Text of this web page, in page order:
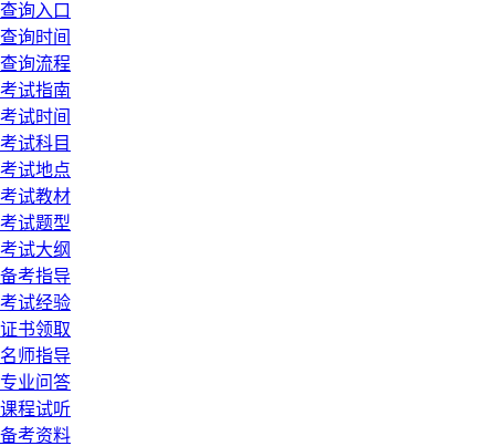
查询入口
查询时间
查询流程
考试指南
考试时间
考试科目
考试地点
考试教材
考试题型
考试大纲
备考指导
考试经验
证书领取
名师指导
专业问答
课程试听
备考资料